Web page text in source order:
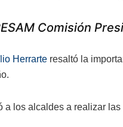
Comisión
Herrarte resaltó la
a los alcaldes a realizar